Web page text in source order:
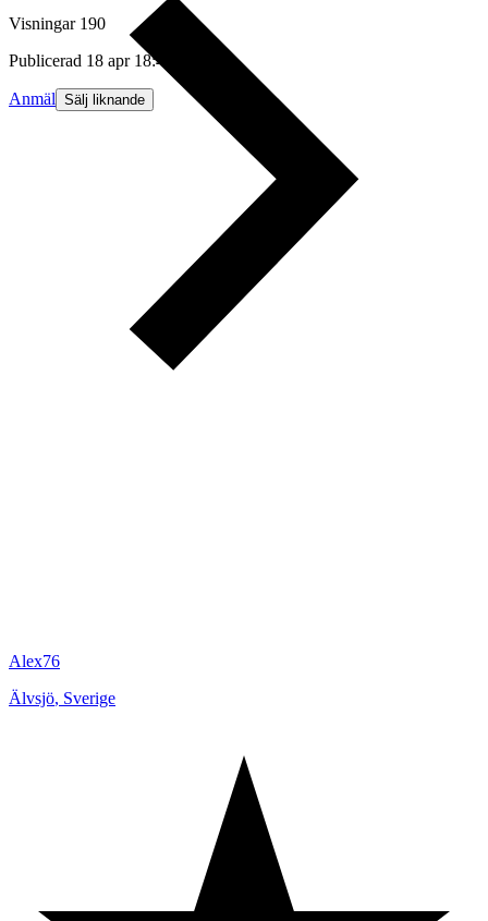
Visningar 190
Publicerad 18 apr 18:45
Anmäl Sälj liknande
Alex76
Älvsjö, Sverige